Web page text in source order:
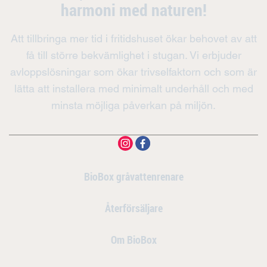
harmoni med naturen!
Att tillbringa mer tid i fritidshuset ökar behovet av att
få till större bekvämlighet i stugan. Vi erbjuder
avloppslösningar som ökar trivselfaktorn och som är
lätta att installera med minimalt underhåll och med
minsta möjliga påverkan på miljön.
BioBox gråvattenrenare
Återförsäljare
Om BioBox